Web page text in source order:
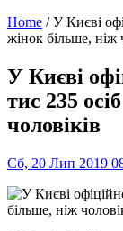
Home / У Києві
жінок більше, ніж
У Києві
тис 235
чоловіків
Сб, 20 Лип 2019